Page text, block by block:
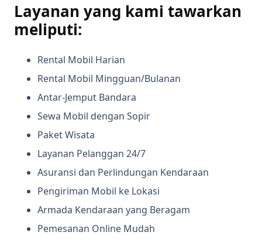
Layanan yang kami tawarkan
meliputi:
Rental Mobil Harian
Rental Mobil Mingguan/Bulanan
Antar-Jemput Bandara
Sewa Mobil dengan Sopir
Paket Wisata
Layanan Pelanggan 24/7
Asuransi dan Perlindungan Kendaraan
Pengiriman Mobil ke Lokasi
Armada Kendaraan yang Beragam
Pemesanan Online Mudah